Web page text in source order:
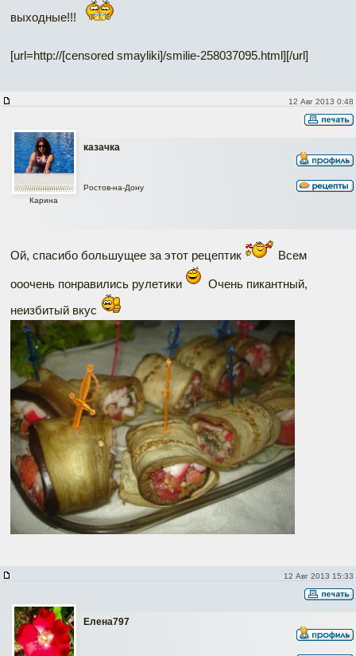
выходные!!!
[url=http://[censored smayliki]/smilie-258037095.html][/url]
12 Авг 2013 0:48
казачка
Карина
Ростов-на-Дону
Ой, спасибо большущее за этот рецептик Всем
ооочень понравились рулетики
Очень пикантный,
неизбитый вкус
12 Авг 2013 15:33
Елена797